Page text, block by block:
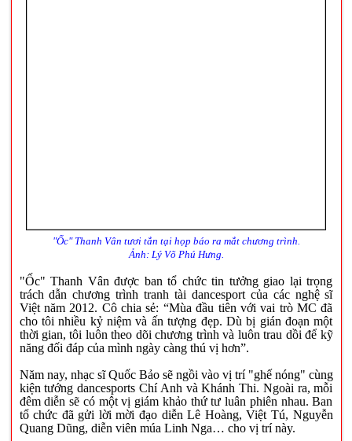
"Ốc" Thanh Vân tươi tắn tại họp báo ra mắt chương trình.
Ảnh: Lý Võ Phú Hưng.
"Ốc" Thanh Vân được ban tổ chức tin tưởng giao lại trọng
trách dẫn chương trình tranh tài dancesport của các nghệ sĩ
Việt năm 2012. Cô chia sẻ: “Mùa đầu tiên với vai trò MC đã
cho tôi nhiều kỷ niệm và ấn tượng đẹp. Dù bị gián đoạn một
thời gian, tôi luôn theo dõi chương trình và luôn trau dồi để kỹ
năng đối đáp của mình ngày càng thú vị hơn”.
Năm nay, nhạc sĩ Quốc Bảo sẽ ngồi vào vị trí "ghế nóng" cùng
kiện tướng dancesports Chí Anh và Khánh Thi. Ngoài ra, mỗi
đêm diễn sẽ có một vị giám khảo thứ tư luân phiên nhau. Ban
tổ chức đã gửi lời mời đạo diễn Lê Hoàng, Việt Tú, Nguyễn
Quang Dũng, diễn viên múa Linh Nga… cho vị trí này.